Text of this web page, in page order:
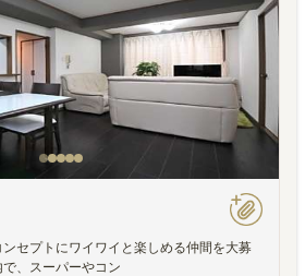
ンセプトにワイワイと楽しめる仲間を大募
、スーパーやコン